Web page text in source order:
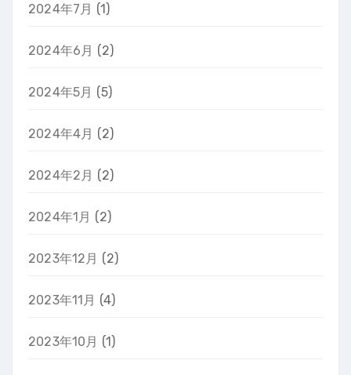
2024年7月 (1)
2024年6月 (2)
2024年5月 (5)
2024年4月 (2)
2024年2月 (2)
2024年1月 (2)
2023年12月 (2)
2023年11月 (4)
2023年10月 (1)